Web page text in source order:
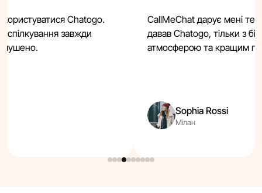
Chatogo.
спілкування завжди
CallMeChat дарує мені те
давав Chatogo, тільки з
атмосферою та кращим
Sophia Rossi
Мілан